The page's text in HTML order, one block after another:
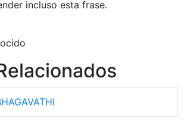
incluso esta frase.